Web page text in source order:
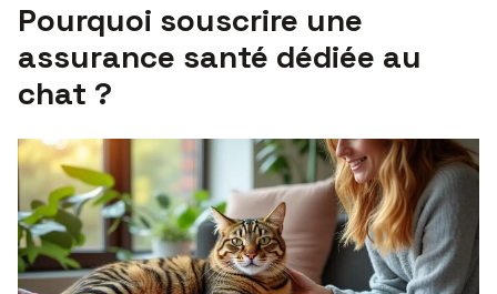
Pourquoi souscrire une
assurance santé dédiée au
chat ?